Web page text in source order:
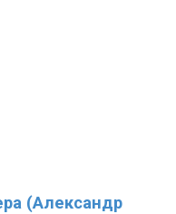
(Александр